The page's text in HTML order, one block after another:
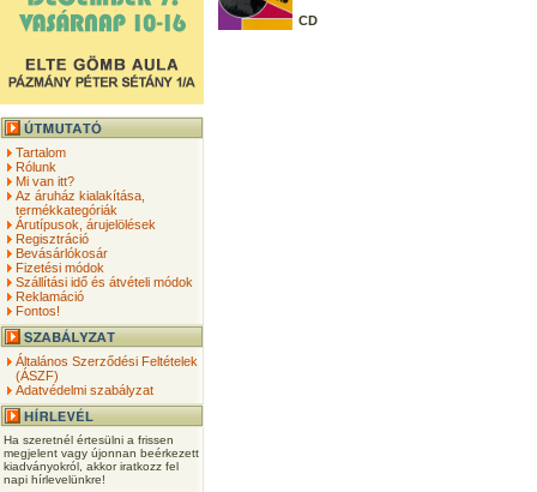
Tartalom
Rólunk
Mi van itt?
Az áruház kialakítása,
termékkategóriák
Árutípusok, árujelölések
Regisztráció
Bevásárlókosár
Fizetési módok
Szállítási idő és átvételi módok
Reklamáció
Fontos!
Általános Szerződési Feltételek
(ÁSZF)
Adatvédelmi szabályzat
Ha szeretnél értesülni a frissen
megjelent vagy újonnan beérkezett
kiadványokról, akkor iratkozz fel
napi hírlevelünkre!
CD